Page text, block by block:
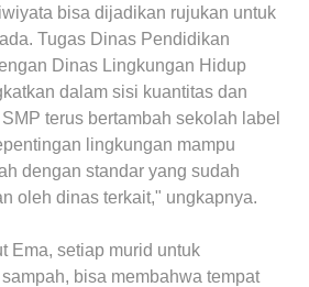
bisa dijadikan rujukan untuk
Tugas Dinas Pendidikan
Dinas Lingkungan Hidup
dalam sisi kuantitas dan
terus bertambah sekolah label
lingkungan mampu
dengan standar yang sudah
oleh dinas terkait," ungkapnya.
Ema, setiap murid untuk
bisa membahwa tempat